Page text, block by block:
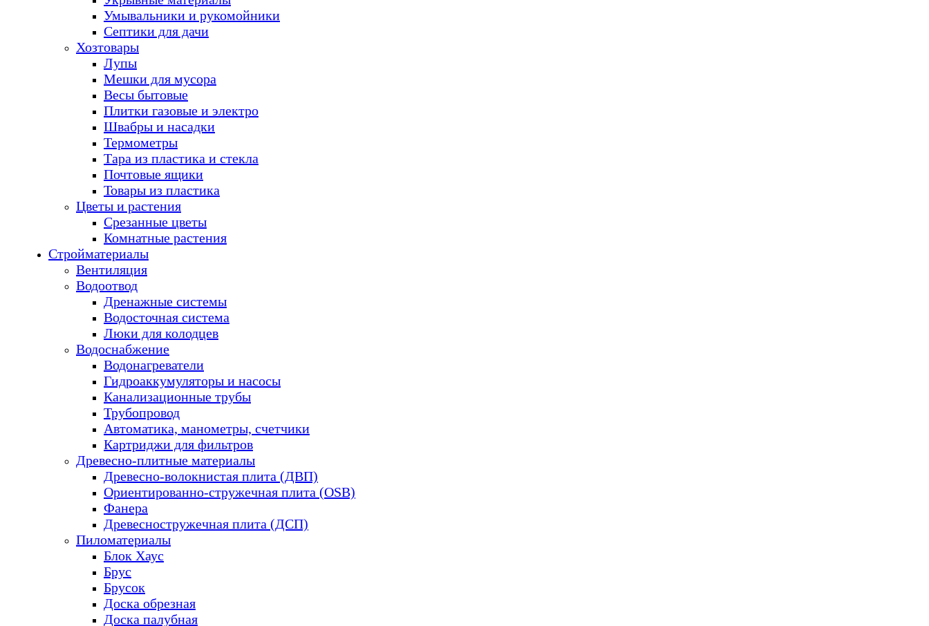
Умывальники и рукомойники
Септики для дачи
Хозтовары
Лупы
Мешки для мусора
Весы бытовые
Плитки газовые и электро
Швабры и насадки
Термометры
Тара из пластика и стекла
Почтовые ящики
Товары из пластика
Цветы и растения
Срезанные цветы
Комнатные растения
Стройматериалы
Вентиляция
Водоотвод
Дренажные системы
Водосточная система
Люки для колодцев
Водоснабжение
Водонагреватели
Гидроаккумуляторы и насосы
Канализационные трубы
Трубопровод
Автоматика, манометры, счетчики
Картриджи для фильтров
Древесно-плитные материалы
Древесно-волокнистая плита (ДВП)
Ориентированно-стружечная плита (OSB)
Фанера
Древесностружечная плита (ДСП)
Пиломатериалы
Блок Хаус
Брус
Брусок
Доска обрезная
Доска палубная